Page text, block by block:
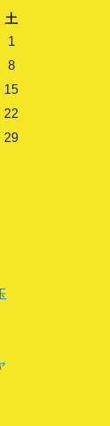
土
1
8
15
22
29